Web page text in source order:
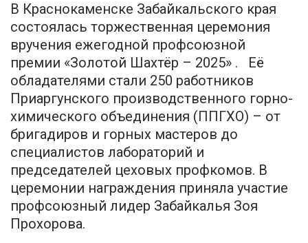
В Краснокаменске Забайкальского края
состоялась торжественная церемония
вручения ежегодной профсоюзной
премии «Золотой Шахтёр – 2025» . Её
обладателями стали 250 работников
Приаргунского производственного горно-
химического объединения (ППГХО) – от
бригадиров и горных мастеров до
специалистов лабораторий и
председателей цеховых профкомов. В
церемонии награждения приняла участие
профсоюзный лидер Забайкалья Зоя
Прохорова.